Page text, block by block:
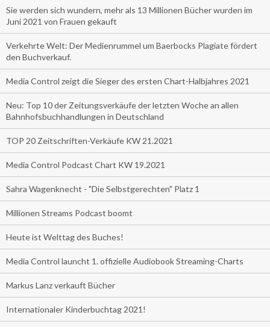
Sie werden sich wundern, mehr als 13 Millionen Bücher wurden im
Juni 2021 von Frauen gekauft
Verkehrte Welt: Der Medienrummel um Baerbocks Plagiate fördert
den Buchverkauf.
Media Control zeigt die Sieger des ersten Chart-Halbjahres 2021
Neu: Top 10 der Zeitungsverkäufe der letzten Woche an allen
Bahnhofsbuchhandlungen in Deutschland
TOP 20 Zeitschriften-Verkäufe KW 21.2021
Media Control Podcast Chart KW 19.2021
Sahra Wagenknecht - "Die Selbstgerechten" Platz 1
Millionen Streams Podcast boomt
Heute ist Welttag des Buches!
Media Control launcht 1. offizielle Audiobook Streaming-Charts
Markus Lanz verkauft Bücher
Internationaler Kinderbuchtag 2021!